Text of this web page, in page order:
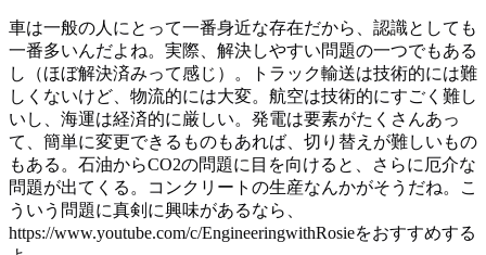
車は一般の人にとって一番身近な存在だから、認識としても
一番多いんだよね。実際、解決しやすい問題の一つでもある
し（ほぼ解決済みって感じ）。トラック輸送は技術的には難
しくないけど、物流的には大変。航空は技術的にすごく難し
いし、海運は経済的に厳しい。発電は要素がたくさんあっ
て、簡単に変更できるものもあれば、切り替えが難しいもの
もある。石油からCO2の問題に目を向けると、さらに厄介な
問題が出てくる。コンクリートの生産なんかがそうだね。こ
ういう問題に真剣に興味があるなら、
https://www.youtube.com/c/EngineeringwithRosieをおすすめする